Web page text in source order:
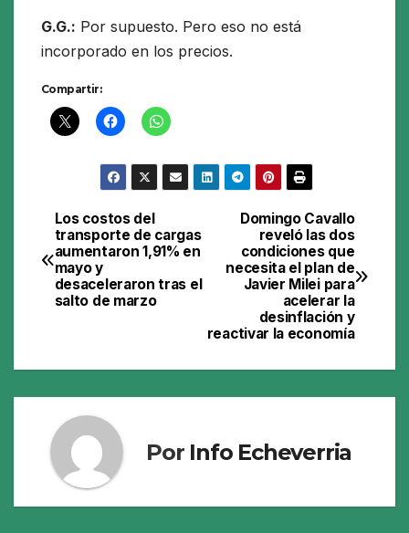
G.G.: Por supuesto. Pero eso no está
incorporado en los precios.
Compartir:
Navegación
de
entradas
Domingo Cavallo
reveló las dos
condiciones que
necesita el plan de
Javier Milei para
acelerar la
desinflación y
reactivar la economía
Los costos del
transporte de cargas
aumentaron 1,91% en
mayo y
desaceleraron tras el
salto de marzo
Por Info Echeverria